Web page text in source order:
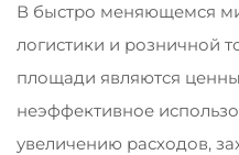
В быстро меняющемся
логистики и розничной
площади являются
неэффективное
увеличению расходов,